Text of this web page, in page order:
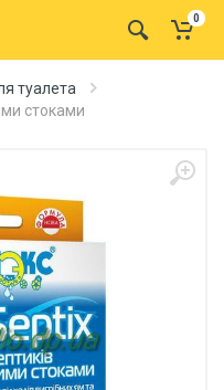
0
туалета
стоками